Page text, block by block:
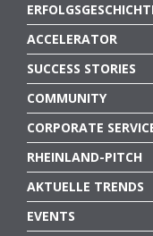
ACCELERATOR
SUCCESS STORIES
COMMUNITY
CORPORATE
RHEINLAND-PITCH
AKTUELLE TRENDS
EVENTS